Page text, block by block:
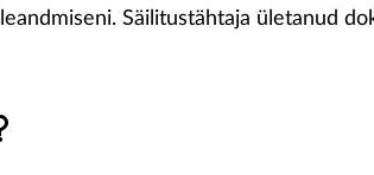
Säilitustähtaja ületanud